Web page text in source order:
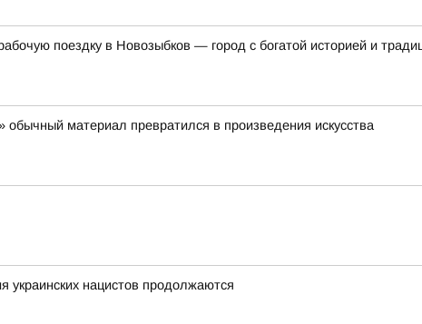
поездку в Новозыбков — город с богатой историей и
материал превратился в произведения искусства
украинских нацистов продолжаются